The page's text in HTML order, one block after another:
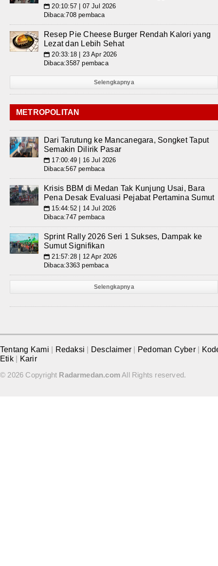
📅 20:10:57 | 07 Jul 2026
Dibaca:708 pembaca
Resep Pie Cheese Burger Rendah Kalori yang
Lezat dan Lebih Sehat
📅 20:33:18 | 23 Apr 2026
Dibaca:3587 pembaca
Selengkapnya
METROPOLITAN
Dari Tarutung ke Mancanegara, Songket Taput
Semakin Dilirik Pasar
📅 17:00:49 | 16 Jul 2026
Dibaca:567 pembaca
Krisis BBM di Medan Tak Kunjung Usai, Bara
Pena Desak Evaluasi Pejabat Pertamina Sumut
📅 15:44:52 | 14 Jul 2026
Dibaca:747 pembaca
Sprint Rally 2026 Seri 1 Sukses, Dampak ke
Sumut Signifikan
📅 21:57:28 | 12 Apr 2026
Dibaca:3363 pembaca
Selengkapnya
Tentang Kami Redaksi Desclaimer Pedoman Cyber
Etik
Karir
© 2026 Copyright Radarmedan.comAll Rights reserved.